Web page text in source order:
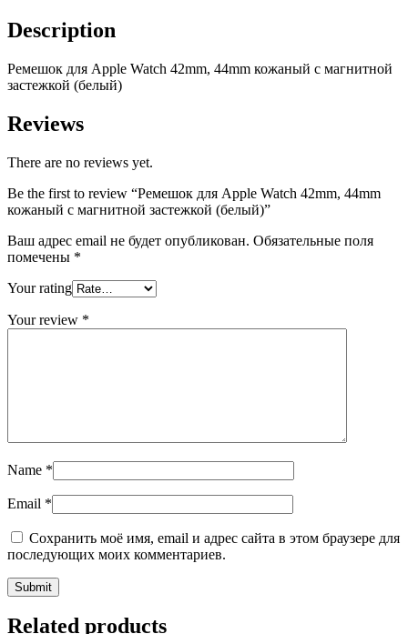
Description
Ремешок для Apple Watch 42mm, 44mm кожаный с магнитной
застежкой (белый)
Reviews
There are no reviews yet.
Be the first to review “Ремешок для Apple Watch 42mm, 44mm
кожаный с магнитной застежкой (белый)”
Ваш адрес email не будет опубликован. Обязательные поля
помечены *
Your rating
Your review *
Name *
Email *
Сохранить моё имя, email и адрес сайта в этом браузере для
последующих моих комментариев.
Related products